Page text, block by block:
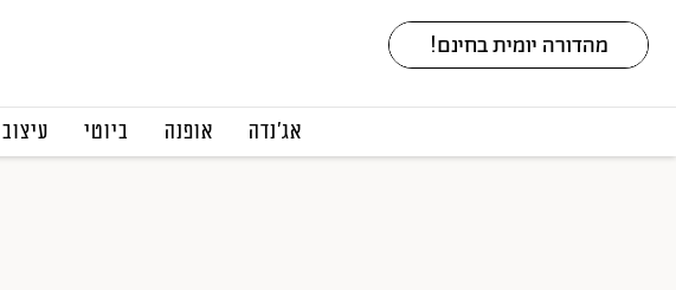
אג׳נדה אופנה ביוטי עיצוב